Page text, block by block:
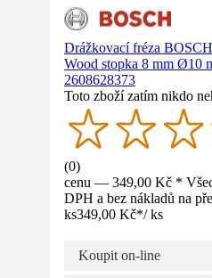
Drážkovací fréza
Wood stopka 8 mm Ø10
2608628373
Toto zboží zatím nikdo
(0)
cenu — 349,00 Kč *
DPH a bez nákladů na
ks349,00 Kč*/ ks
Koupit on-line